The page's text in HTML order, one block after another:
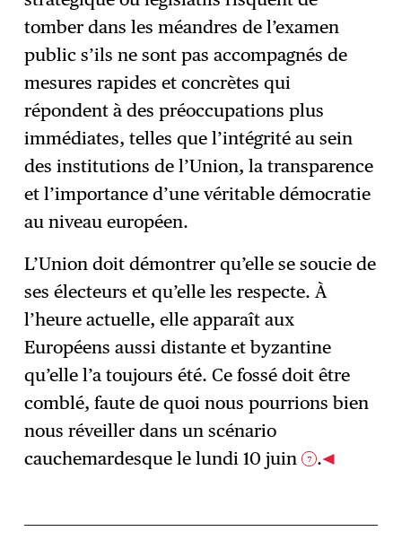
tomber dans les méandres de l’examen
public s’ils ne sont pas accompagnés de
mesures rapides et concrètes qui
répondent à des préoccupations plus
immédiates, telles que l’intégrité au sein
des institutions de l’Union, la transparence
et l’importance d’une véritable démocratie
au niveau européen.
L’Union doit démontrer qu’elle se soucie de
ses électeurs et qu’elle les respecte. À
l’heure actuelle, elle apparaît aux
Européens aussi distante et byzantine
qu’elle l’a toujours été. Ce fossé doit être
comblé, faute de quoi nous pourrions bien
nous réveiller dans un scénario
cauchemardesque le lundi 10 juin 7 .